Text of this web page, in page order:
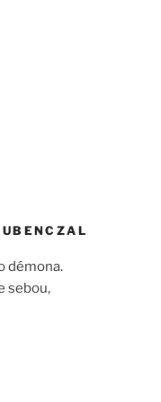
démona.
sebou,